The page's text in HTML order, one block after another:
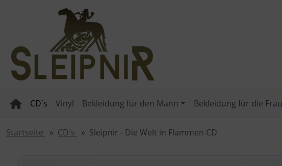
Sprungnavigation
Springe zum Inhalt
CD´s Vinyl Bekleidung für den Mann Bekleidung für die Frau
Startseite CD´s Sleipnir - Die Welt in Flammen CD